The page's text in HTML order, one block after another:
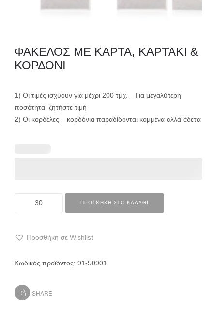
ΦΑΚΕΛΟΣ ΜΕ ΚΑΡΤΑ, ΚΑΡΤΑΚΙ &
ΚΟΡΔΟΝΙ
1) Οι τιμές ισχύουν για μέχρι 200 τμχ. – Για μεγαλύτερη
ποσότητα, ζητήστε τιμή
2) Οι κορδέλες – κορδόνια παραδίδονται κομμένα αλλά άδετα
ΠΡΟΣΘΉΚΗ ΣΤΟ ΚΑΛΆΘΙ
Προσθήκη σε Wishlist
Κωδικός προϊόντος: 91-50901
SHARE